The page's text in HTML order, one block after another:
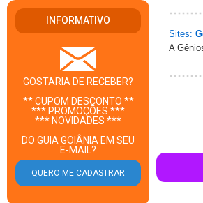
INFORMATIVO
GOSTARIA DE RECEBER?
** CUPOM DESCONTO **
*** PROMOÇÕES ***
*** NOVIDADES ***
DO GUIA GOIÂNIA EM SEU
E-MAIL?
Sites:
A